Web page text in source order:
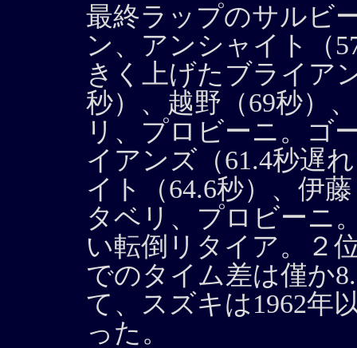
最終ラップのサルビ
ン、アンシャイト（
きく上げたブライア
秒）、越野（69秒）
リ、プロビーニ。ゴ
イアンズ（61.4秒遅
イト（64.6秒）、伊
タベリ、プロビーニ
い転倒リタイア。２
でのタイム差は僅か
て、スズキは1962年
った。